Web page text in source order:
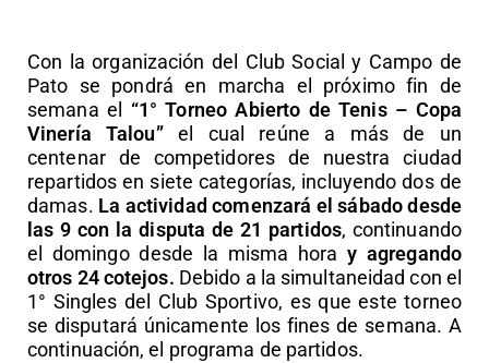
Con la organización del Club Social y Campo de
Pato se pondrá en marcha el próximo fin de
semana el
“1° Torneo Abierto de Tenis – Copa
Vinería Talou”el cual reúne a más de un
centenar de competidores de nuestra ciudad
repartidos en siete categorías, incluyendo dos de
damas. La actividad comenzará el sábado desde
las 9 con la disputa de 21 partidos, continuando
el domingo desde la misma horay agregando
otros 24 cotejos. Debido a la simultaneidad con el
1° Singles del Club Sportivo, es que este torneo
se disputará únicamente los fines de semana. A
continuación, el programa de partidos.